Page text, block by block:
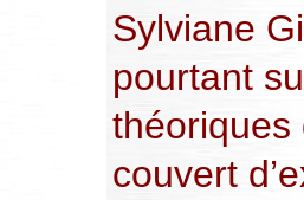
Sylviane
pourtant
théoriques
couvert